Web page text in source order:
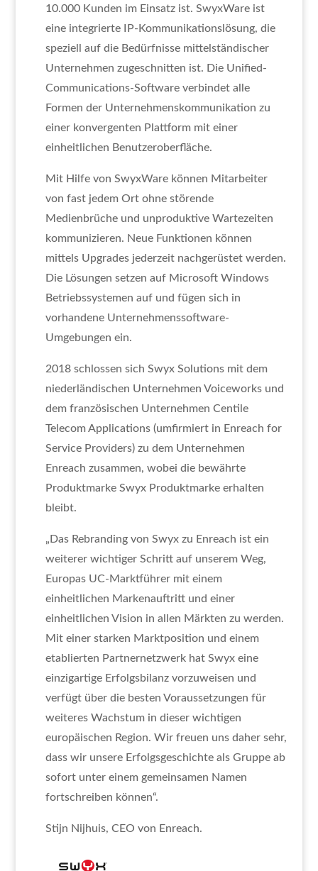
10.000 Kunden im Einsatz ist. SwyxWare ist
eine integrierte IP-Kommunikationslösung, die
speziell auf die Bedürfnisse mittelständischer
Unternehmen zugeschnitten ist. Die Unified-
Communications-Software verbindet alle
Formen der Unternehmenskommunikation zu
einer konvergenten Plattform mit einer
einheitlichen Benutzeroberfläche.
Mit Hilfe von SwyxWare können Mitarbeiter
von fast jedem Ort ohne störende
Medienbrüche und unproduktive Wartezeiten
kommunizieren. Neue Funktionen können
mittels Upgrades jederzeit nachgerüstet werden.
Die Lösungen setzen auf Microsoft Windows
Betriebssystemen auf und fügen sich in
vorhandene Unternehmenssoftware-
Umgebungen ein.
2018 schlossen sich Swyx Solutions mit dem
niederländischen Unternehmen Voiceworks und
dem französischen Unternehmen Centile
Telecom Applications (umfirmiert in Enreach for
Service Providers) zu dem Unternehmen
Enreach zusammen, wobei die bewährte
Produktmarke Swyx Produktmarke erhalten
bleibt.
„Das Rebranding von Swyx zu Enreach ist ein
weiterer wichtiger Schritt auf unserem Weg,
Europas UC-Marktführer mit einem
einheitlichen Markenauftritt und einer
einheitlichen Vision in allen Märkten zu werden.
Mit einer starken Marktposition und einem
etablierten Partnernetzwerk hat Swyx eine
einzigartige Erfolgsbilanz vorzuweisen und
verfügt über die besten Voraussetzungen für
weiteres Wachstum in dieser wichtigen
europäischen Region. Wir freuen uns daher sehr,
dass wir unsere Erfolgsgeschichte als Gruppe ab
sofort unter einem gemeinsamen Namen
fortschreiben können“.
Stijn Nijhuis, CEO von Enreach.